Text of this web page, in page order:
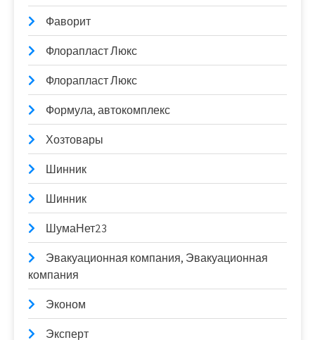
Фаворит
Флорапласт Люкс
Флорапласт Люкс
Формула, автокомплекс
Хозтовары
Шинник
Шинник
ШумаНет23
Эвакуационная компания, Эвакуационная
компания
Эконом
Эксперт